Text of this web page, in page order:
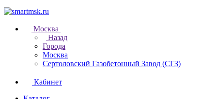
Москва
Назад
Города
Москва
Сертоловский Газобетонный Завод (СГЗ)
Кабинет